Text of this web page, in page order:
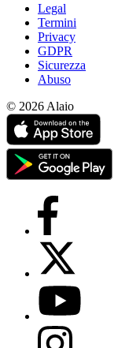
Legal
Termini
Privacy
GDPR
Sicurezza
Abuso
© 2026 Alaio